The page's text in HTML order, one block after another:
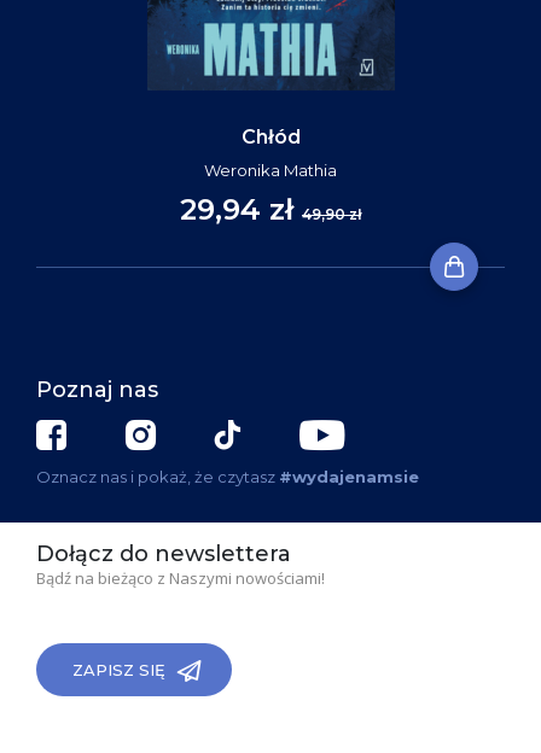
Chłód
Weronika Mathia
29,94 zł 49,90 zł
Poznaj nas
Oznacz nas i pokaż, że czytasz #wydajenamsie
Dołącz do newslettera
Bądź na bieżąco z Naszymi nowościami!
ZAPISZ SIĘ